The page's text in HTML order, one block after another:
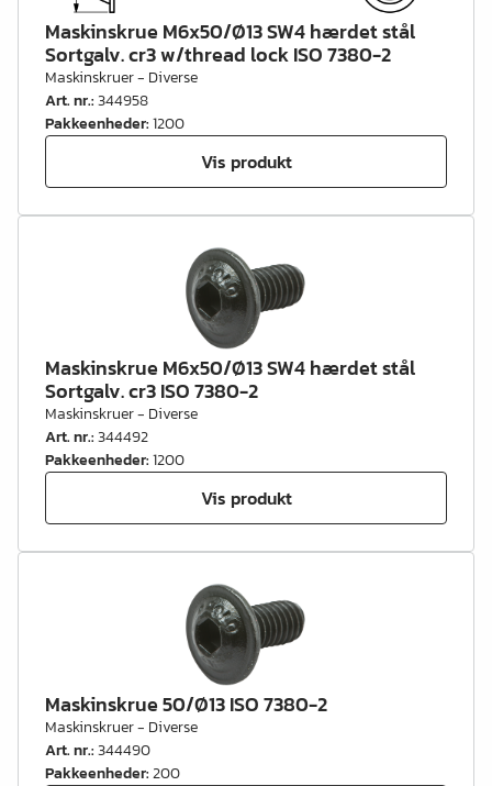
Maskinskrue M6x50/Ø13 SW4 hærdet stål
Sortgalv. cr3 w/thread lock ISO 7380-2
Maskinskruer - Diverse
Art. nr.:344958
Pakkeenheder:1200
Vis produkt
Maskinskrue M6x50/Ø13 SW4 hærdet stål
Sortgalv. cr3 ISO 7380-2
Maskinskruer - Diverse
Art. nr.:344492
Pakkeenheder:1200
Vis produkt
Maskinskrue 50/Ø13 ISO 7380-2
Maskinskruer - Diverse
Art. nr.:344490
Pakkeenheder:200